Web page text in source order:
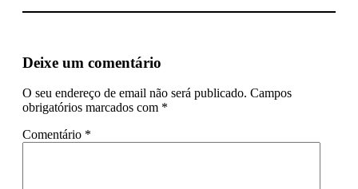
Deixe um comentário
O seu endereço de email não será publicado. Campos
obrigatórios marcados com *
Comentário *